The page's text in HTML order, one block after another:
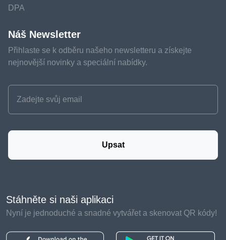
DPA
Náš Newsletter
Přihlaste se k odběru našeho newsletteru a získejte
nejnovější novinky a speciální nabídky.
Upsat
Stáhněte si naši aplikaci
Nyní je jednoduché a snadné vytvářet a skenovat QR kódy!